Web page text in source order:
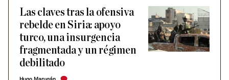
Las claves tras la ofensiva
rebelde en Siria: apoyo
turco, una insurgencia
fragmentada y un régimen
debilitado